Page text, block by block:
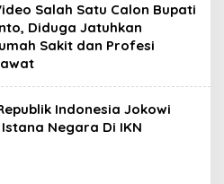
Salah Satu Calon Bupati
Diduga Jatuhkan
Sakit dan Profesi
Indonesia Jokowi
Negara Di IKN